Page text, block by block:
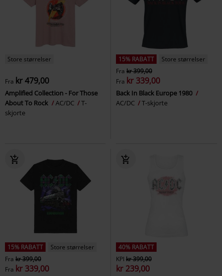
Store størrelser
Fra kr 479,00
Amplified Collection - For Those
About To Rock
AC/DC
T-
skjorte
15% RABATT
Store størrelser
Fra kr 399,00
Fra kr 339,00
Back In Black Europe 1980
AC/DC
T-skjorte
15% RABATT
Store størrelser
Fra kr 399,00
Fra kr 339,00
40% RABATT
KPI kr 399,00
kr 239,00